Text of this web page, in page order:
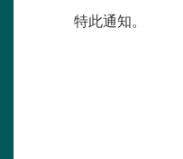
特此通知。